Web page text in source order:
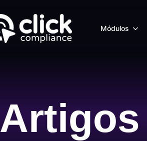
Módulos